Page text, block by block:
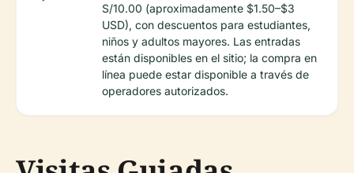
S/10.00 (aproximadamente $1.50–$3
USD), con descuentos para estudiantes,
niños y adultos mayores. Las entradas
están disponibles en el sitio; la compra en
línea puede estar disponible a través de
operadores autorizados.